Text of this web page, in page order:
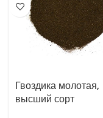
Гвоздика молотая,
высший сорт